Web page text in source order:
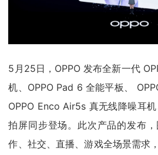
5月25日，OPPO 发布全新一代
机、OPPO Pad 6 全能平板、
OPPO Enco Air5s 真无线降噪耳
拍屏同步登场。此次产品的发布
作、社交、直播、游戏全场景需求